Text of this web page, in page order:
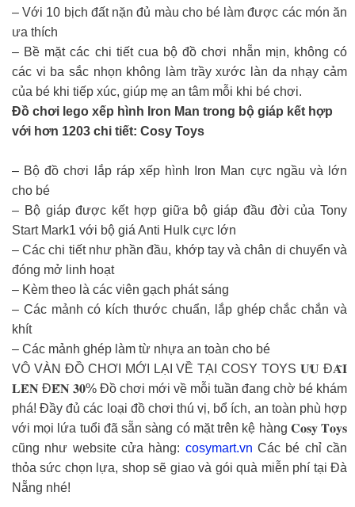
– Với 10 bịch đất nặn đủ màu cho bé làm được các món ăn
ưa thích
– Bề mặt các chi tiết cua bộ đồ chơi nhẵn mịn, không có
các vi ba sắc nhọn không làm trầy xước làn da nhạy cảm
của bé khi tiếp xúc, giúp mẹ an tâm mỗi khi bé chơi.
Đồ chơi lego xếp hình Iron Man trong bộ giáp kết hợp
với hơn 1203 chi tiết: Cosy Toys
– Bộ đồ chơi lắp ráp xếp hình Iron Man cực ngầu và lớn
cho bé
– Bộ giáp được kết hợp giữa bộ giáp đầu đời của Tony
Start Mark1 với bộ giá Anti Hulk cực lớn
– Các chi tiết như phần đầu, khớp tay và chân di chuyển và
đóng mở linh hoạt
– Kèm theo là các viên gạch phát sáng
– Các mảnh có kích thước chuẩn, lắp ghép chắc chắn và
khít
– Các mảnh ghép làm từ nhựa an toàn cho bé
VÔ VÀN ĐỒ CHƠI MỚI LẠI VỀ TẠI COSY TOYS 𝐔̛𝐔 Đ𝐀̃𝐈
𝐋𝐄̂𝐍 Đ𝐄̂́𝐍 𝟑𝟎% Đồ chơi mới về mỗi tuần đang chờ bé khám
phá! Đầy đủ các loại đồ chơi thú vị, bổ ích, an toàn phù hợp
với mọi lứa tuổi đã sẵn sàng có mặt trên kệ hàng 𝐂𝐨𝐬𝐲 𝐓𝐨𝐲𝐬
cũng như website cửa hàng: cosymart.vn Các bé chỉ cần
thỏa sức chọn lựa, shop sẽ giao và gói quà miễn phí tại Đà
Nẵng nhé!